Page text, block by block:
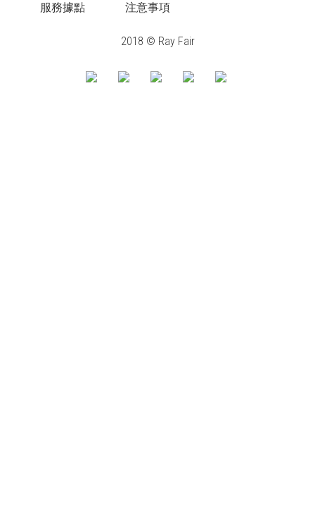
服務據點 注意事項
2018 © Ray Fair